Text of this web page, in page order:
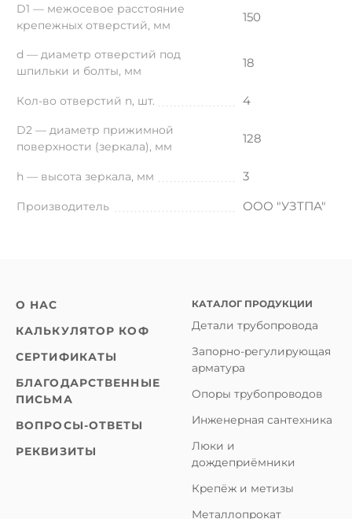
D1 — межосевое расстояние
крепежных отверстий, мм
150
d — диаметр отверстий под
шпильки и болты, мм
18
Кол-во отверстий n, шт. 4
D2 — диаметр прижимной
поверхности (зеркала), мм
128
h — высота зеркала, мм 3
Производитель ООО "УЗТПА"
О НАС
КАЛЬКУЛЯТОР КОФ
СЕРТИФИКАТЫ
БЛАГОДАРСТВЕННЫЕ
ПИСЬМА
ВОПРОСЫ-ОТВЕТЫ
РЕКВИЗИТЫ
КАТАЛОГ ПРОДУКЦИИ
Детали трубопровода
Запорно-регулирующая
арматура
Опоры трубопроводов
Инженерная сантехника
Люки и
дождеприёмники
Крепёж и метизы
Металлопрокат